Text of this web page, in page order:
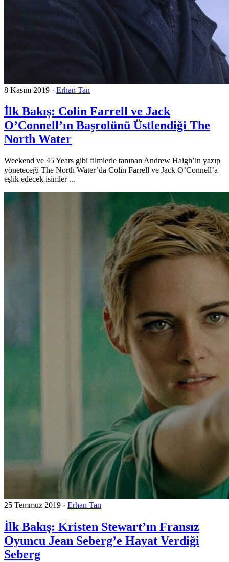
8 Kasım 2019 · Erhan Tan
İlk Bakış: Colin Farrell ve Jack
O’Connell’ın Başrolünü Üstlendiği The
North Water
Weekend ve 45 Years gibi filmlerle tanınan Andrew Haigh’in yazıp
yöneteceği The North Water’da Colin Farrell ve Jack O’Connell’a
eşlik edecek isimler ...
25 Temmuz 2019 · Erhan Tan
İlk Bakış: Kristen Stewart’ın Fransız
Oyuncu Jean Seberg’e Hayat Verdiği
Seberg